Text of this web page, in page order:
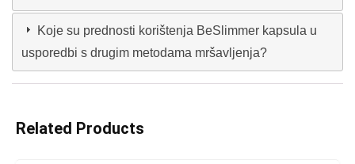
Koje su prednosti korištenja BeSlimmer kapsula u
usporedbi s drugim metodama mršavljenja?
Related Products